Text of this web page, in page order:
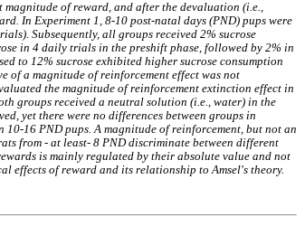
magnitude of reward, and after the devaluation (i.e.,
In Experiment 1, 8-10 post-natal days (PND) pups were
Subsequently, all groups received 2% sucrose
in 4 daily trials in the preshift phase, followed by 2% in
to 12% sucrose exhibited higher sucrose consumption
of a magnitude of reinforcement effect was not
the magnitude of reinforcement extinction effect in
groups received a neutral solution (i.e., water) in the
yet there were no differences between groups in
16 PND pups. A magnitude of reinforcement, but not an
from - at least- 8 PND discriminate between different
is mainly regulated by their absolute value and not
effects of reward and its relationship to Amsel's theory.